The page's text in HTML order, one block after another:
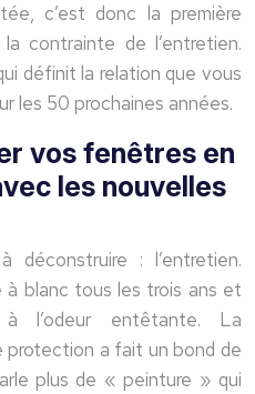
c’est donc la première
contrainte de l’entretien.
définit la relation que vous
les 50 prochaines années.
vos fenêtres en
les nouvelles
: l’entretien.
à blanc tous les trois ans et
l’odeur entêtante. La
protection a fait un bond de
plus de « peinture » qui